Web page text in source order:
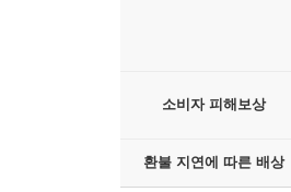
소비자 피해보상
환불 지연에 따른 배상